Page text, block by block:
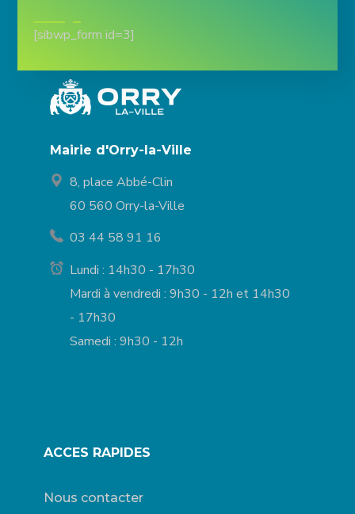
[sibwp_form id=3]
Mairie d'Orry-la-Ville
8, place Abbé-Clin
60 560 Orry-la-Ville
03 44 58 91 16
Lundi : 14h30 - 17h30
Mardi à vendredi : 9h30 - 12h et 14h30
- 17h30
Samedi : 9h30 - 12h
ACCES RAPIDES
Nous contacter